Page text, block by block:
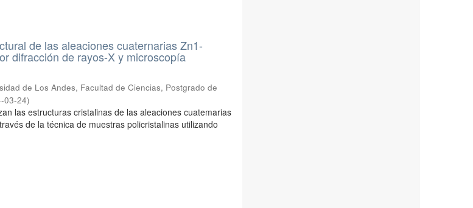
de las aleaciones cuaternarias Zn1-
difracción de rayos-X y microscopía
de Los Andes, Facultad de Ciencias, Postgrado de
03-24)
las estructuras cristalinas de las aleaciones cuatemarias
de la técnica de muestras policristalinas utilizando